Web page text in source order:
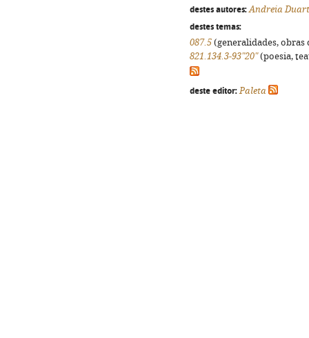
destes autores: Andreia
destes temas:
087.5 (generalidades,
821.134.3-93"20"(poesia,
deste editor: Paleta